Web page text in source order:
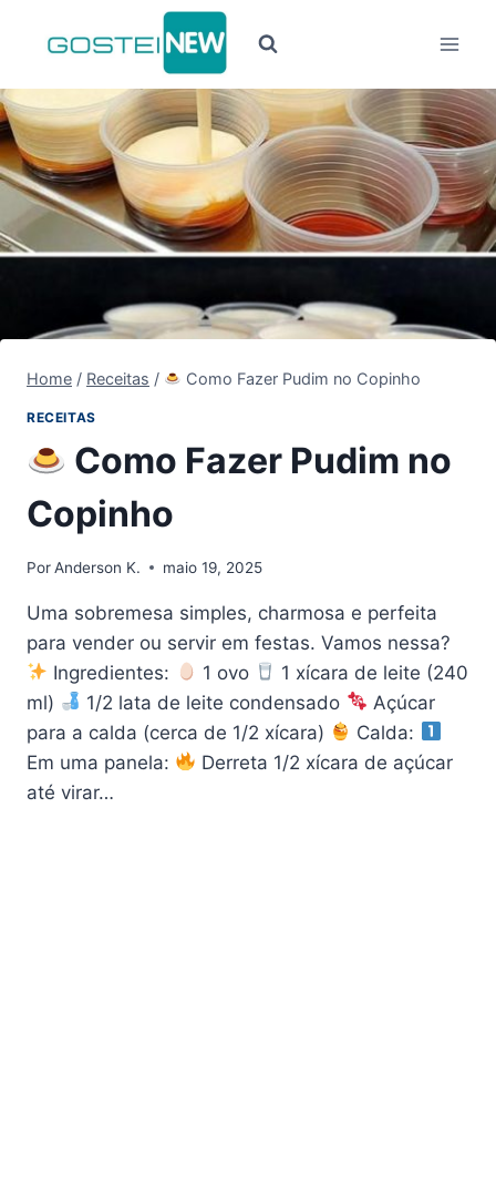
Conteúdo
Home / Receitas / Como Fazer Pudim no Copinho
RECEITAS
Como Fazer Pudim no
Copinho
PorAnderson K. maio 19, 2025
Uma sobremesa simples, charmosa e perfeita
para vender ou servir em festas. Vamos nessa?
Ingredientes:
1 ovo
1 xícara de leite (240
ml)
1/2 lata de leite condensado
Açúcar
para a calda (cerca de 1/2 xícara)
Calda:
Em uma panela:
Derreta 1/2 xícara de açúcar
até virar…